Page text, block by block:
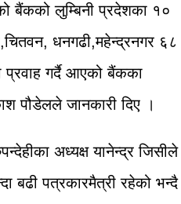
बैंकको लुम्बिनी प्रदेशका १०
धनगढी,महेन्द्रनगर ६८
प्रवाह गर्दै आएको बैंकका
पौडेलले जानकारी दिए ।
अध्यक्ष यानेन्द्र जिसीले
बढी पत्रकारमैत्री रहेको भन्दै